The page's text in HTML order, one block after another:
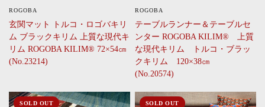
ROGOBA
玄関マット トルコ・ロゴバキリ
ム ブラックキリム 上質な現代キ
リム ROGOBA KILIM® 72×54㎝
(No.23214)
ROGOBA
テーブルランナー＆テーブルセ
ンター ROGOBA KILIM® 上質
な現代キリム トルコ・ブラッ
クキリム 120×38㎝
(No.20574)
SOLD OUT SOLD OUT